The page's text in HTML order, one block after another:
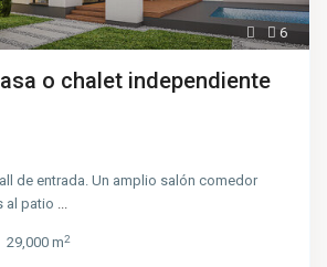
6
o chalet independiente
de entrada. Un amplio salón comedor
al patio ...
29,000 m2